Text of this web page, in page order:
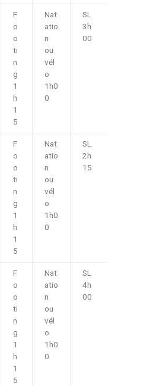
F
o
o
ti
n
g
1
h
1
5
Nat
atio
n
ou
vél
o
1h0
0
SL
3h
00
F
o
o
ti
n
g
1
h
1
5
Nat
atio
n
ou
vél
o
1h0
0
SL
2h
15
F
o
o
ti
n
g
1
h
1
5
Nat
atio
n
ou
vél
o
1h0
0
SL
4h
00